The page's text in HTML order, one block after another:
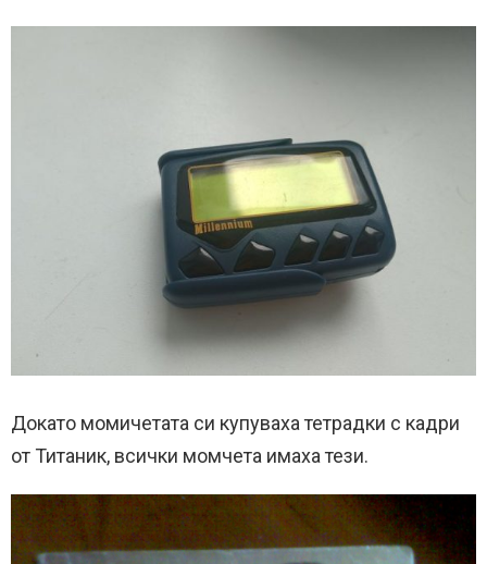
Докато момичетата си купуваха тетрадки с кадри
от Титаник, всички момчета имаха тези.